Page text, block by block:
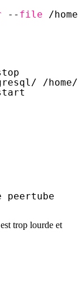
-- file /
/
peertube
trop lourde et